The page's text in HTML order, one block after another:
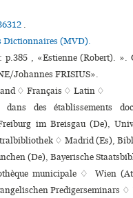
.
Dictionnaires (MVD).
p.385 , «Estienne (Robert).
Johannes FRISIUS».
♢ Français ♢ Latin ♢
dans des établissements
im Breisgau (De),
♢ Madrid (Es),
(De), Bayerische
muni­ci­pale ♢ Wien
Predigerseminars